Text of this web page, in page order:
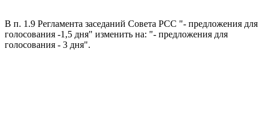
В п. 1.9 Регламента заседаний Совета РСС "- предложения для
голосования -1,5 дня" изменить на: "- предложения для
голосования - 3 дня".